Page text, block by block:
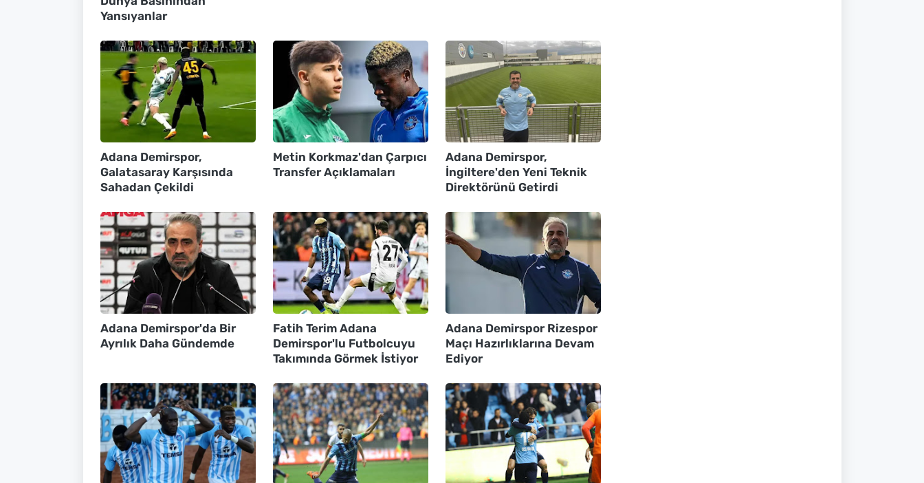
Yansıyanlar
Adana Demirspor,
Galatasaray Karşısında
Sahadan Çekildi
Metin Korkmaz'dan Çarpıcı
Transfer Açıklamaları
Adana Demirspor,
İngiltere'den Yeni Teknik
Direktörünü Getirdi
Adana Demirspor'da Bir
Ayrılık Daha Gündemde
Fatih Terim Adana
Demirspor'lu Futbolcuyu
Takımında Görmek İstiyor
Adana Demirspor Rizespor
Maçı Hazırlıklarına Devam
Ediyor